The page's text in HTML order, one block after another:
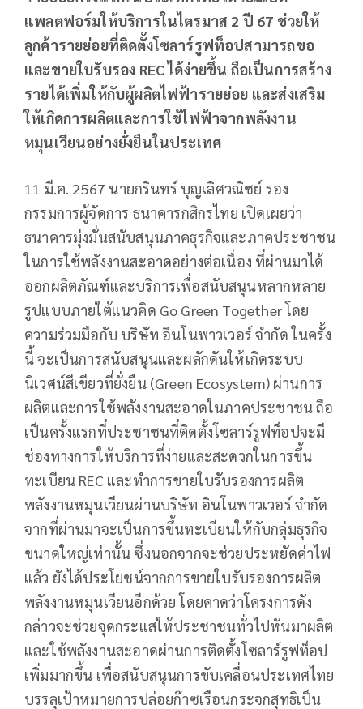
แพลตฟอร์มให้บริการในไตรมาส 2 ปี 67 ช่วยให้
ลูกค้ารายย่อยที่ติดตั้งโซลาร์รูฟท็อปสามารถขอ
และขายใบรับรอง REC ได้ง่ายขึ้น ถือเป็นการสร้าง
รายได้เพิ่มให้กับผู้ผลิตไฟฟ้ารายย่อย และส่งเสริม
ให้เกิดการผลิตและการใช้ไฟฟ้าจากพลังงาน
หมุนเวียนอย่างยั่งยืนในประเทศ
11 มี.ค. 2567 นายกรินทร์ บุญเลิศวณิชย์ รอง
กรรมการผู้จัดการ ธนาคารกสิกรไทย เปิดเผยว่า
ธนาคารมุ่งมั่นสนับสนุนภาคธุรกิจและภาคประชาชน
ในการใช้พลังงานสะอาดอย่างต่อเนื่อง ที่ผ่านมาได้
ออกผลิตภัณฑ์และบริการเพื่อสนับสนุนหลากหลาย
รูปแบบภายใต้แนวคิด Go Green Together โดย
ความร่วมมือกับ บริษัท อินโนพาวเวอร์ จำกัด ในครั้ง
นี้ จะเป็นการสนับสนุนและผลักดันให้เกิดระบบ
นิเวศน์สีเขียวที่ยั่งยืน (Green Ecosystem) ผ่านการ
ผลิตและการใช้พลังงานสะอาดในภาคประชาชน ถือ
เป็นครั้งแรกที่ประชาชนที่ติดตั้งโซลาร์รูฟท็อปจะมี
ช่องทางการให้บริการที่ง่ายและสะดวกในการขึ้น
ทะเบียน REC และทำการขายใบรับรองการผลิต
พลังงานหมุนเวียนผ่านบริษัท อินโนพาวเวอร์ จำกัด
จากที่ผ่านมาจะเป็นการขึ้นทะเบียนให้กับกลุ่มธุรกิจ
ขนาดใหญ่เท่านั้น ซึ่งนอกจากจะช่วยประหยัดค่าไฟ
แล้ว ยังได้ประโยชน์จากการขายใบรับรองการผลิต
พลังงานหมุนเวียนอีกด้วย โดยคาดว่าโครงการดัง
กล่าวจะช่วยจุดกระแสให้ประชาชนทั่วไปหันมาผลิต
และใช้พลังงานสะอาดผ่านการติดตั้งโซลาร์รูฟท็อป
เพิ่มมากขึ้น เพื่อสนับสนุนการขับเคลื่อนประเทศไทย
บรรลุเป้าหมายการปล่อยก๊าซเรือนกระจกสุทธิเป็น